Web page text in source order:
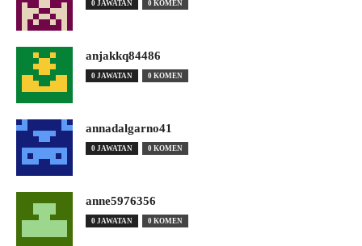
0 JAWATAN 0 KOMEN
anjakkq84486
0 JAWATAN 0 KOMEN
annadalgarno41
0 JAWATAN 0 KOMEN
anne5976356
0 JAWATAN 0 KOMEN